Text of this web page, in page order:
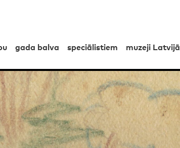
gada balva speciālistiem muzeji Latvijā